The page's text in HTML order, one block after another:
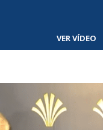
VER VÍDEO